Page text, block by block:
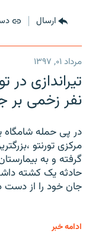
ارسال
مرداد ۰۱, ۱۳۹۷
نفر زخمی
در پی حمله
گرفته و به
حادثه یک کشته
جان خود را از دست
ادامه خبر